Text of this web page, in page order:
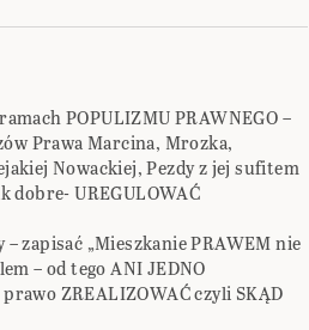
POPULIZMU PRAWNEGO –
Prawa Marcina, Mrozka,
Nowackiej, Pezdy z jej sufitem
dobre- UREGULOWAĆ
zapisać „Mieszkanie PRAWEM nie
– od tego ANI JEDNO
ZREALIZOWAĆ czyli SKĄD